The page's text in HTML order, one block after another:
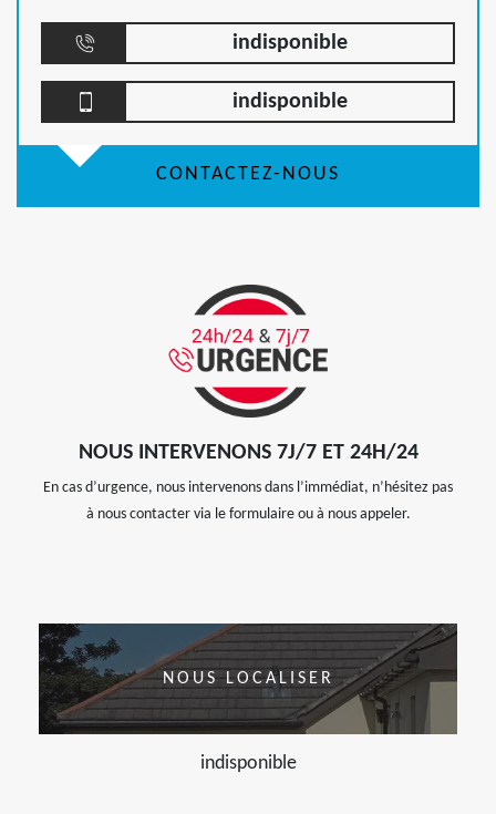
indisponible
indisponible
CONTACTEZ-NOUS
NOUS INTERVENONS 7J/7 ET 24H/24
En cas d’urgence, nous intervenons dans l’immédiat, n’hésitez pas
à nous contacter via le formulaire ou à nous appeler.
NOUS LOCALISER
indisponible